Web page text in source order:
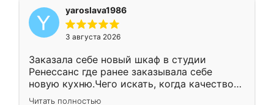
yaroslava1986
3 августа 2026
Заказала себе новый шкаф в студии
Ренессанс где ранее заказывала себе
новую кухню.Чего искать, когда качеством
вполне довольна. Служит кухня уже почти
Читать полностью